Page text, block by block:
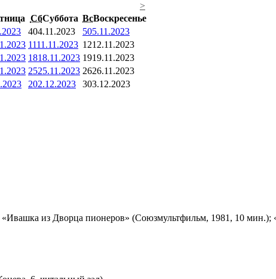
>
СбСуббота ВсВоскресенье
404.11.2023 505.11.2023
1111.11.2023 1212.11.2023
1818.11.2023 1919.11.2023
2525.11.2023 2626.11.2023
202.12.2023 303.12.2023
из Дворца пионеров» (Союзмультфильм, 1981, 10 мин.);